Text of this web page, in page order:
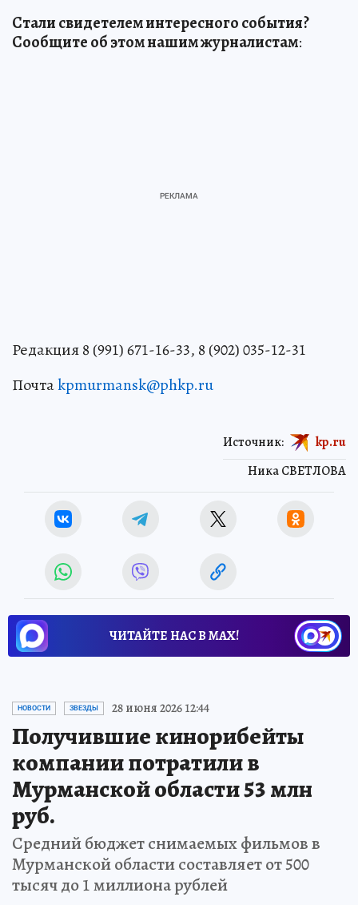
Стали свидетелем интересного события?
Сообщите об этом нашим журналистам:
Редакция 8 (991) 671-16-33, 8 (902) 035-12-31
Почтаkpmurmansk@phkp.ru
Ника СВЕТЛОВА
Источник: kp.ru
ЧИТАЙТЕ НАС В МАХ!
НОВОСТИ ЗВЕЗДЫ 28 июня 2026 12:44
Получившие кинорибейты
компании потратили в
Мурманской области 53 млн
руб.
Средний бюджет снимаемых фильмов в
Мурманской области составляет от 500
тысяч до 1 миллиона рублей